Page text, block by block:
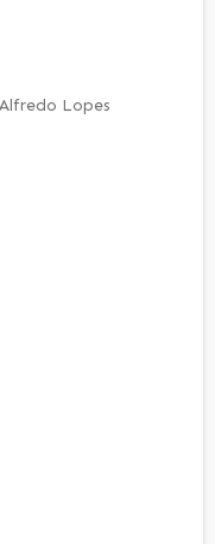
Alfredo Lopes